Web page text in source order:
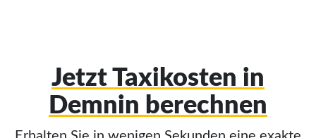
Jetzt Taxikosten in
Demnin berechnen